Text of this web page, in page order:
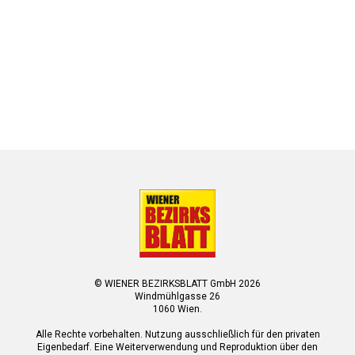
© WIENER BEZIRKSBLATT GmbH 2026
Windmühlgasse 26
1060 Wien.
Alle Rechte vorbehalten. Nutzung ausschließlich für den privaten
Eigenbedarf. Eine Weiterverwendung und Reproduktion über den